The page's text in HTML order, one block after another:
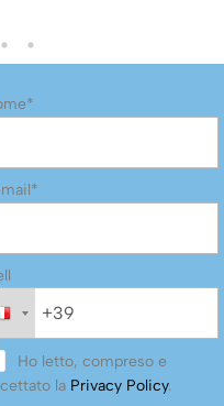
Ho letto, compreso e
la Privacy Policy.